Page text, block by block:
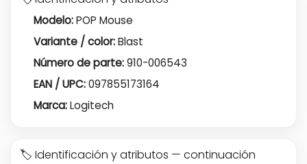
Modelo:POP Mouse
Variante / color:Blast
Número de parte:910-006543
EAN / UPC:097855173164
Marca:Logitech
🏷️ Identificación y atributos — continuación